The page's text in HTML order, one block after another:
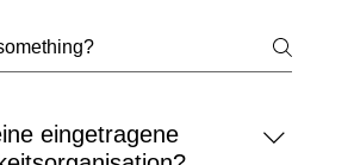
eingetragene